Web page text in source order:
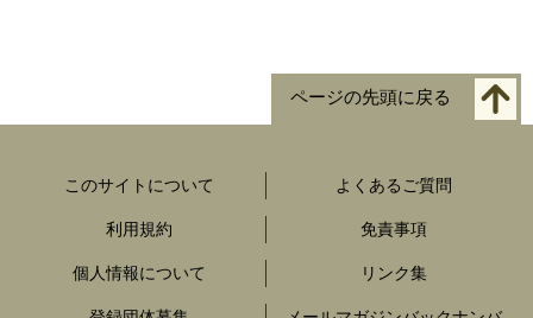
ページの先頭に戻る
このサイトについて よくあるご質問
利用規約 免責事項
個人情報について リンク集